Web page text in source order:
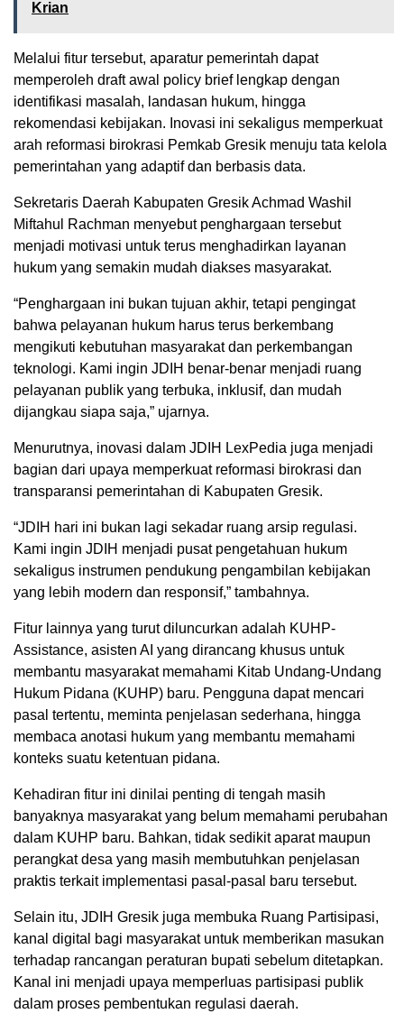
Krian
Melalui fitur tersebut, aparatur pemerintah dapat
memperoleh draft awal policy brief lengkap dengan
identifikasi masalah, landasan hukum, hingga
rekomendasi kebijakan. Inovasi ini sekaligus memperkuat
arah reformasi birokrasi Pemkab Gresik menuju tata kelola
pemerintahan yang adaptif dan berbasis data.
Sekretaris Daerah Kabupaten Gresik Achmad Washil
Miftahul Rachman menyebut penghargaan tersebut
menjadi motivasi untuk terus menghadirkan layanan
hukum yang semakin mudah diakses masyarakat.
“Penghargaan ini bukan tujuan akhir, tetapi pengingat
bahwa pelayanan hukum harus terus berkembang
mengikuti kebutuhan masyarakat dan perkembangan
teknologi. Kami ingin JDIH benar-benar menjadi ruang
pelayanan publik yang terbuka, inklusif, dan mudah
dijangkau siapa saja,” ujarnya.
Menurutnya, inovasi dalam JDIH LexPedia juga menjadi
bagian dari upaya memperkuat reformasi birokrasi dan
transparansi pemerintahan di Kabupaten Gresik.
“JDIH hari ini bukan lagi sekadar ruang arsip regulasi.
Kami ingin JDIH menjadi pusat pengetahuan hukum
sekaligus instrumen pendukung pengambilan kebijakan
yang lebih modern dan responsif,” tambahnya.
Fitur lainnya yang turut diluncurkan adalah KUHP-
Assistance, asisten AI yang dirancang khusus untuk
membantu masyarakat memahami Kitab Undang-Undang
Hukum Pidana (KUHP) baru. Pengguna dapat mencari
pasal tertentu, meminta penjelasan sederhana, hingga
membaca anotasi hukum yang membantu memahami
konteks suatu ketentuan pidana.
Kehadiran fitur ini dinilai penting di tengah masih
banyaknya masyarakat yang belum memahami perubahan
dalam KUHP baru. Bahkan, tidak sedikit aparat maupun
perangkat desa yang masih membutuhkan penjelasan
praktis terkait implementasi pasal-pasal baru tersebut.
Selain itu, JDIH Gresik juga membuka Ruang Partisipasi,
kanal digital bagi masyarakat untuk memberikan masukan
terhadap rancangan peraturan bupati sebelum ditetapkan.
Kanal ini menjadi upaya memperluas partisipasi publik
dalam proses pembentukan regulasi daerah.